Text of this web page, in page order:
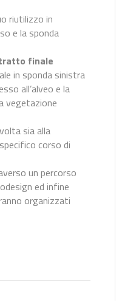
riutilizzo in
e la sponda
finale
in sponda sinistra
all’alveo e la
vegetazione
sia alla
corso di
un percorso
ed infine
organizzati